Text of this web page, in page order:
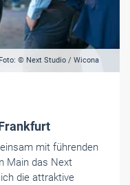
Foto: © Next Studio / Wicona
mit führenden
Main das Next
die attraktive